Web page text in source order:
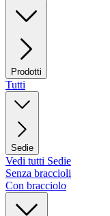
Prodotti
Tutti
Sedie
Vedi tutti Sedie
Senza braccioli
Con bracciolo